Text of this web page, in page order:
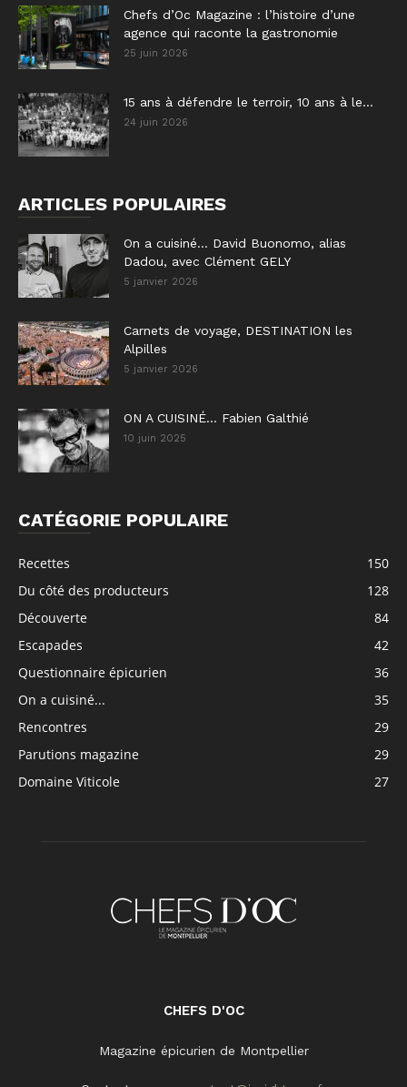
Chefs d’Oc Magazine : l’histoire d’une
agence qui raconte la gastronomie
25 juin 2026
15 ans à défendre le terroir, 10 ans à le...
24 juin 2026
ARTICLES POPULAIRES
On a cuisiné… David Buonomo, alias
Dadou, avec Clément GELY
5 janvier 2026
Carnets de voyage, DESTINATION les
Alpilles
5 janvier 2026
ON A CUISINÉ… Fabien Galthié
10 juin 2025
CATÉGORIE POPULAIRE
Recettes
150
Du côté des producteurs
128
Découverte
84
Escapades
42
Questionnaire épicurien
36
On a cuisiné...
35
Rencontres
29
Parutions magazine
29
Domaine Viticole
27
CHEFS D'OC
Magazine épicurien de Montpellier